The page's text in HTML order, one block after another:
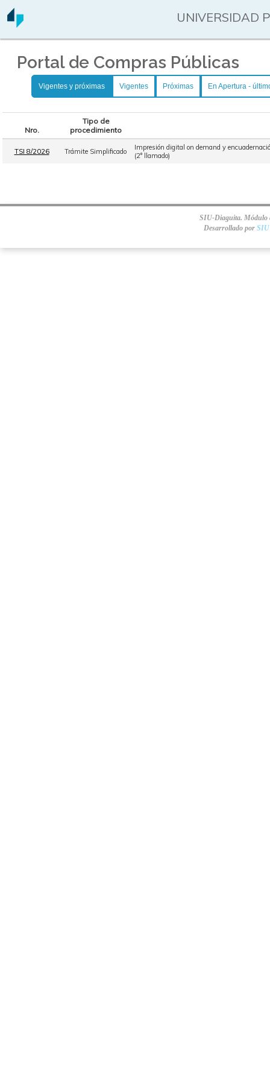
UNIVERSIDAD
Portal de Compras Públicas
Vigentes y próximas Vigentes Próximas En Apertura -
Nro.
Tipo de
procedimiento
TSI 8/2026 Trámite Simplificado
Impresión digital on demand y
(2° llamado)
SIU-Diaguita. Módulo
Desarrollado por SIU